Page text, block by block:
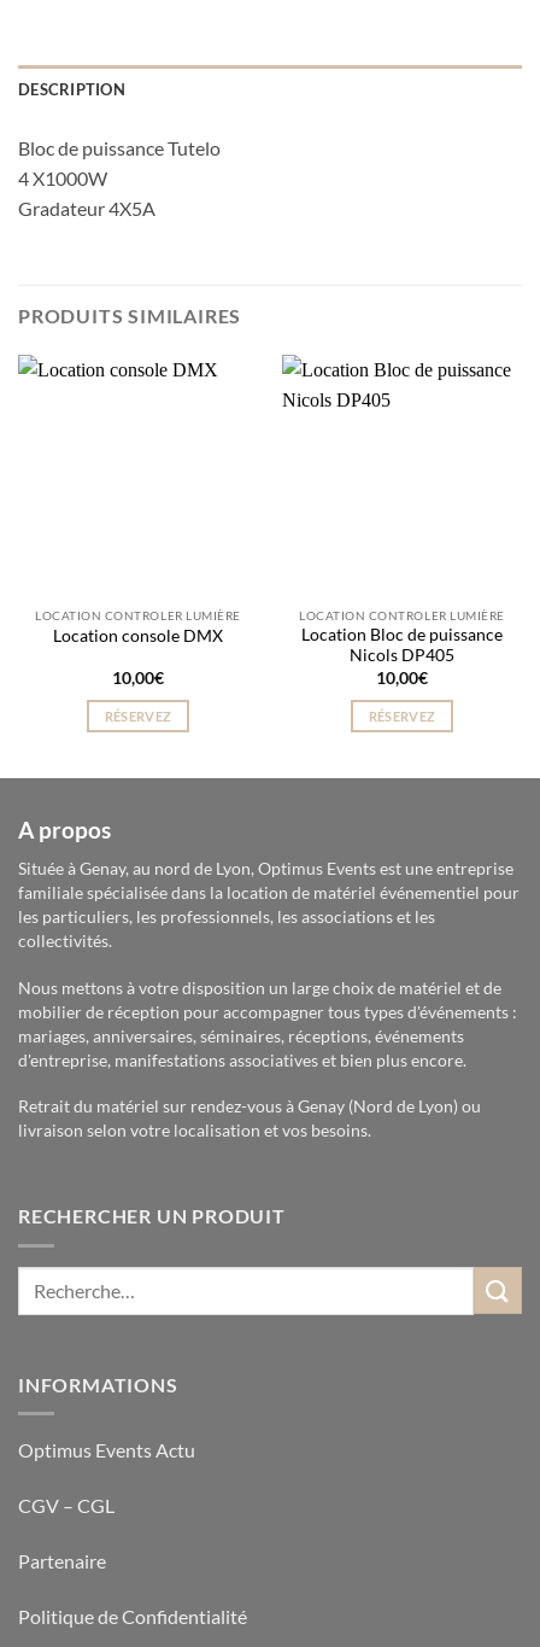
DESCRIPTION
Bloc de puissance Tutelo
4 X1000W
Gradateur 4X5A
PRODUITS SIMILAIRES
LOCATION CONTROLER LUMIÈRE
Location console DMX
10,00€
RÉSERVEZ
LOCATION CONTROLER LUMIÈRE
Location Bloc de puissance
Nicols DP405
10,00€
RÉSERVEZ
A propos
Située à Genay, au nord de Lyon, Optimus Events est une entreprise
familiale spécialisée dans la location de matériel événementiel pour
les particuliers, les professionnels, les associations et les
collectivités.
Nous mettons à votre disposition un large choix de matériel et de
mobilier de réception pour accompagner tous types d'événements :
mariages, anniversaires, séminaires, réceptions, événements
d'entreprise, manifestations associatives et bien plus encore.
Retrait du matériel sur rendez-vous à Genay (Nord de Lyon) ou
livraison selon votre localisation et vos besoins.
RECHERCHER UN PRODUIT
INFORMATIONS
Optimus Events Actu
CGV – CGL
Partenaire
Politique de Confidentialité